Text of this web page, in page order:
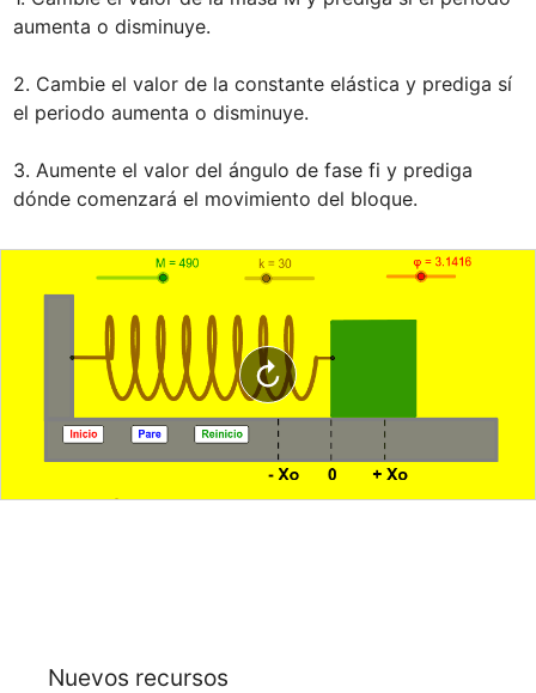
aumenta o disminuye.
2. Cambie el valor de la constante elástica y prediga sí
el periodo aumenta o disminuye.
3. Aumente el valor del ángulo de fase fi y prediga
dónde comenzará el movimiento del bloque.
Nuevos recursos